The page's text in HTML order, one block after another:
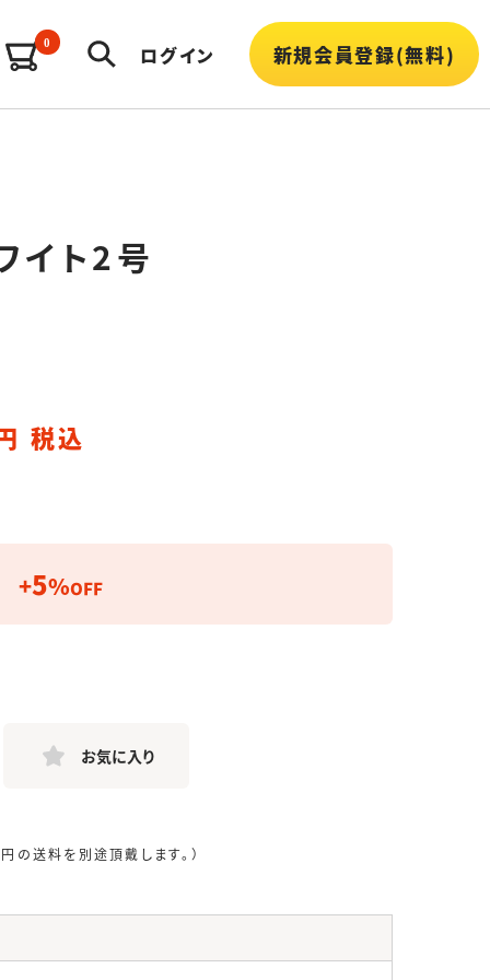
0 ログイン 新規会員登録(無料)
イト2号
税込
+5%OFF
お気に入り
の送料を別途頂戴します。）